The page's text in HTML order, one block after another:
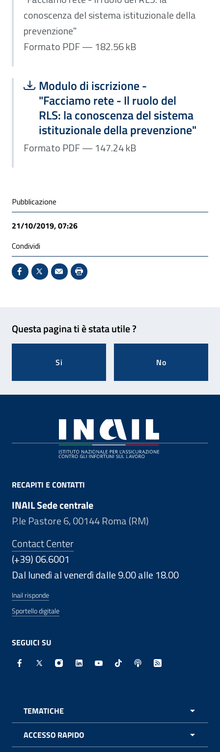
conoscenza del sistema istituzionale della
prevenzione"
Formato PDF — 182.56 kB
Scarica file:
Modulo di iscrizione -
"Facciamo rete - Il ruolo del
RLS: la conoscenza del sistema
istituzionale della prevenzione"
Formato PDF — Dimensione 147.24 kB
Formato PDF — 147.24 kB
Condivisione social
Pubblicazione
21/10/2019, 07:26
Condividi
Condividi su Facebook - Sito esterno - Apertura in
X - Sito esterno - Apertura in nuova finestra
Invio Mail: apre il programma di posta
Stampa pagina: scelta meno
Questa pagina ti è stata utile ?
Si No
RECAPITI E CONTATTI
INAIL Sede centrale
P.le Pastore 6, 00144 Roma (RM)
Contact Center
(+39) 06.6001
Dal lunedì al venerdì dalle 9.00 alle 18.00
Inail risponde
Sportello digitale
SEGUICI SU
Facebook - Sito esterno - Apertura in nuova finestra
X - Sito esterno - Apertura in nuova finestra
Instagram - Sito esterno - Apertura in
Linkedin - Sito esterno - Apertura in
Youtube - Sito esterno -
TikTok - Sito esterno -
Spreaker - Sito
Feed RSS -
TEMATICHE
ACCESSO RAPIDO